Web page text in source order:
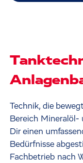
Technik, die
Bereich Mineralöl-
Dir einen
Bedürfnisse
Fachbetrieb nach